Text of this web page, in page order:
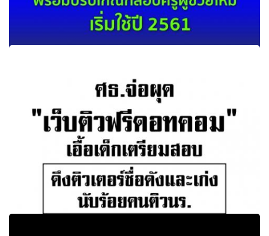
สร้างความเปลี่ยนแปลง ปฏิรูปการศึกษาให้ได้